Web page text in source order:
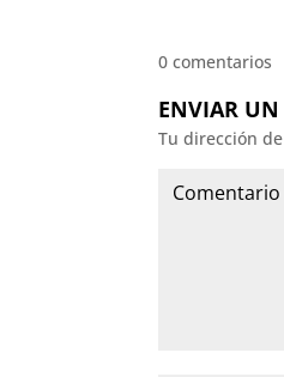
0 comentarios
ENVIAR
Tu dirección